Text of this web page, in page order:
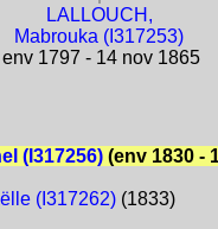
LALLOUCH,
Mabrouka (I317253)
env 1797 - 14 nov 1865
(I317256)(env 1830 -
(I317262)(1833)